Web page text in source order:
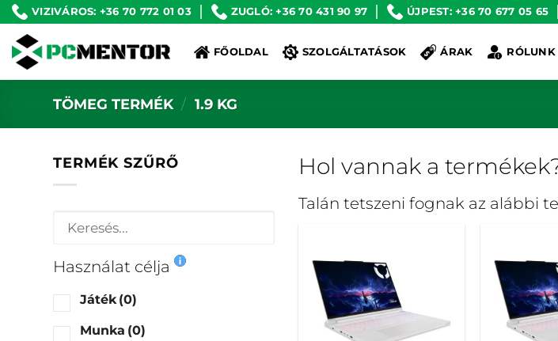
Skip
content
VIZIVÁROS: +36 70 772 01 03 ZUGLÓ: +36 70 431 90 97 ÚJPEST: +36 70 677 05 65
FŐOLDAL SZOLGÁLTATÁSOK ÁRAK RÓLUNK
TÖMEG TERMÉK / 1.9 KG
TERMÉK SZŰRŐ
Használat célja
Játék (0)
Munka (0)
Hol vannak a
Talán tetszeni fognak az alábbi